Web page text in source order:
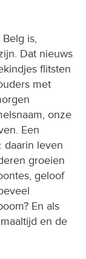
is,
Dat nieuws
flitsten
met
onze
Een
daarin leven
groeien
geloof
En als
en de